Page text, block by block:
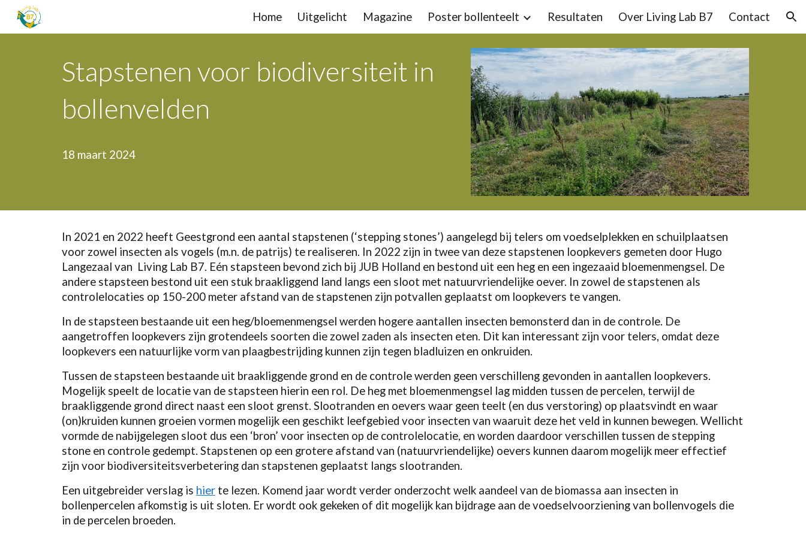
Skip to main content Skip to navigation
Home Uitgelicht Magazine Poster bollenteelt Resultaten Over Living Lab B7 Contact
Stapstenen voor biodiversiteit in
bollenvelden
18 maart 2024
In 2021 en 2022 heeft Geestgrond een aantal stapstenen (‘stepping stones’) aangelegd bij telers om voedselplekken en schuilplaatsen
voor zowel insecten als vogels (m.n. de patrijs) te realiseren. In 2022 zijn in twee van deze stapstenen loopkevers gemeten door Hugo
Langezaal van Living Lab B7. Eén stapsteen bevond zich bij JUB Holland en bestond uit een heg en een ingezaaid bloemenmengsel. De
andere stapsteen bestond uit een stuk braakliggend land langs een sloot met natuurvriendelijke oever. In zowel de stapstenen als
controlelocaties op 150-200 meter afstand van de stapstenen zijn potvallen geplaatst om loopkevers te vangen.
In de stapsteen bestaande uit een heg/bloemenmengsel werden hogere aantallen insecten bemonsterd dan in de controle. De
aangetroffen loopkevers zijn grotendeels soorten die zowel zaden als insecten eten. Dit kan interessant zijn voor telers, omdat deze
loopkevers een natuurlijke vorm van plaagbestrijding kunnen zijn tegen bladluizen en onkruiden.
Tussen de stapsteen bestaande uit braakliggende grond en de controle werden geen verschilleng gevonden in aantallen loopkevers.
Mogelijk speelt de locatie van de stapsteen hierin een rol. De heg met bloemenmengsel lag midden tussen de percelen, terwijl de
braakliggende grond direct naast een sloot grenst. Slootranden en oevers waar geen teelt (en dus verstoring) op plaatsvindt en waar
(on)kruiden kunnen groeien vormen mogelijk een geschikt leefgebied voor insecten van waaruit deze het veld in kunnen bewegen. Wellicht
vormde de nabijgelegen sloot dus een ‘bron’ voor insecten op de controlelocatie, en worden daardoor verschillen tussen de stepping
stone en controle gedempt. Stapstenen op een grotere afstand van (natuurvriendelijke) oevers kunnen daarom mogelijk meer effectief
zijn voor biodiversiteitsverbetering dan stapstenen geplaatst langs slootranden.
Een uitgebreider verslag is hierte lezen. Komend jaar wordt verder onderzocht welk aandeel van de biomassa aan insecten in
bollenpercelen afkomstig is uit sloten. Er wordt ook gekeken of dit mogelijk kan bijdrage aan de voedselvoorziening van bollenvogels die
in de percelen broeden.